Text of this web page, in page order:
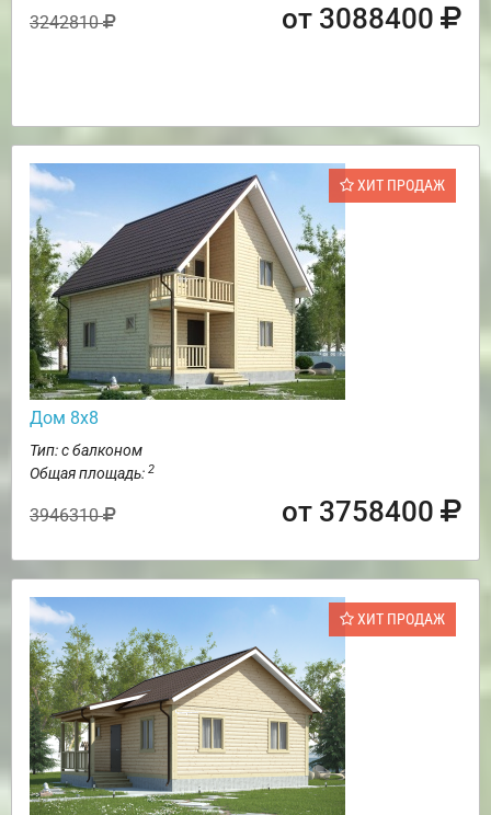
3242810 от 3088400
ХИТ ПРОДАЖ
Дом 8х8
Тип: с балконом
Общая площадь: 2
3946310 от 3758400
ХИТ ПРОДАЖ